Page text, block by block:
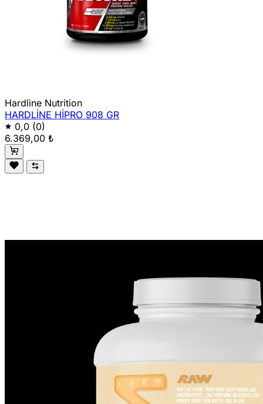
Hardline Nutrition
HARDLİNE HİPRO 908 GR
0,0 (0)
6.369,00 ₺